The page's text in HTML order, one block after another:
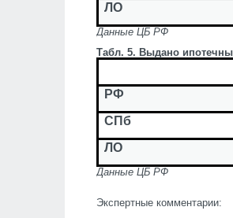
ЛО
Данные ЦБ РФ
Табл. 5. Выдано
РФ
СПб
ЛО
Данные ЦБ РФ
Экспертные комментарии: